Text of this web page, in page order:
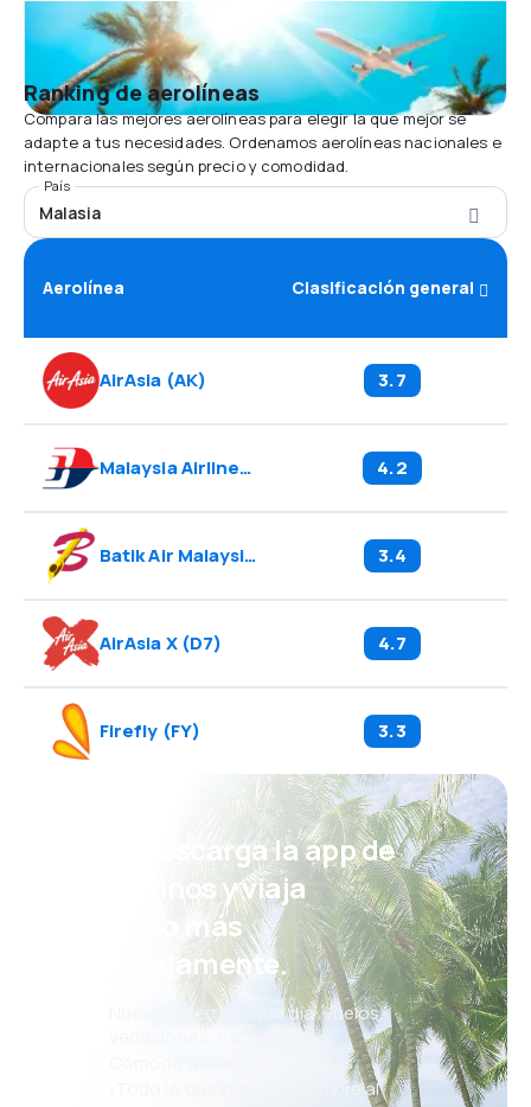
Ranking de aerolíneas
Compara las mejores aerolíneas para elegir la que mejor se
adapte a tus necesidades. Ordenamos aerolíneas nacionales e
internacionales según precio y comodidad.
País
Malasia
Aerolínea Clasificación general
AirAsia (AK) 3.7
Malaysia Airlines( 4.2
Batik Air Malaysia( 3.4
AirAsia X(D7) 4.7
Firefly (FY) 3.3
¡Eh! Descarga la app de
eDestinos y viaja
incluso más
cómodamente.
Nuevas ofertas cada día: vuelos,
vacaciones, escapadas
Cómoda gestión de reservas
¡Todo lo que importa, siempre al